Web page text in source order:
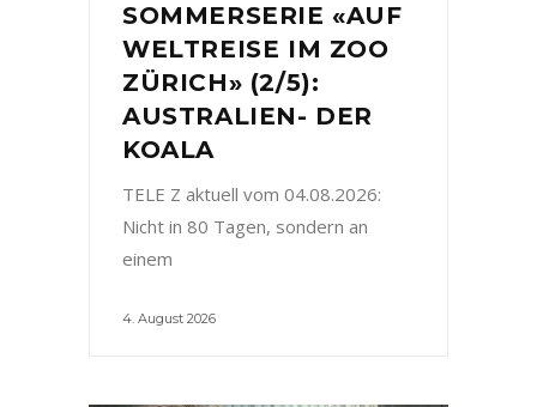
SOMMERSERIE «AUF
WELTREISE IM ZOO
ZÜRICH» (2/5):
AUSTRALIEN- DER
KOALA
TELE Z aktuell vom 04.08.2026:
Nicht in 80 Tagen, sondern an
einem
4. August 2026